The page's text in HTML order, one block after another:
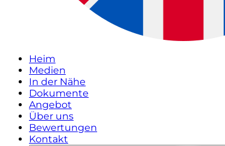
Heim
Medien
In der Nähe
Dokumente
Angebot
Über uns
Bewertungen
Kontakt